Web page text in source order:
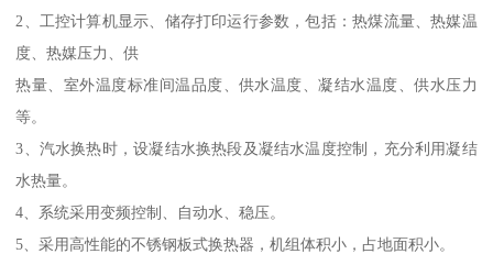
2、工控计算机显示、储存打印运行参数，包括：热煤流量、热媒温
度、热媒压力、供
热量、室外温度标准间温品度、供水温度、凝结水温度、供水压力
等。
3、汽水换热时，设凝结水换热段及凝结水温度控制，充分利用凝结
水热量。
4、系统采用变频控制、自动水、稳压。
5、采用高性能的不锈钢板式换热器，机组体积小，占地面积小。